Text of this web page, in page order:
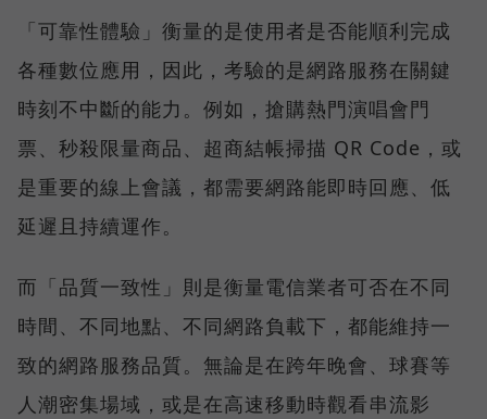
「可靠性體驗」衡量的是使用者是否能順利完成
各種數位應用，因此，考驗的是網路服務在關鍵
時刻不中斷的能力。例如，搶購熱門演唱會門
票、秒殺限量商品、超商結帳掃描 QR Code，或
是重要的線上會議，都需要網路能即時回應、低
延遲且持續運作。
而「品質一致性」則是衡量電信業者可否在不同
時間、不同地點、不同網路負載下，都能維持一
致的網路服務品質。無論是在跨年晚會、球賽等
人潮密集場域，或是在高速移動時觀看串流影